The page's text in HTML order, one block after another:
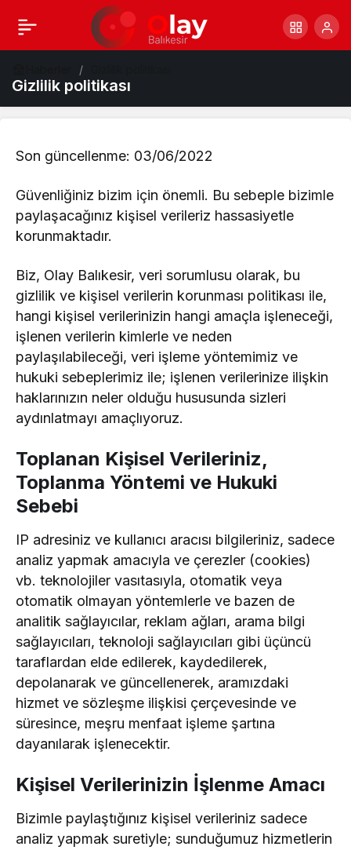
Gizlilik politikası
Son güncellenme: 03/06/2022
Güvenliğiniz bizim için önemli. Bu sebeple bizimle
paylaşacağınız kişisel verileriz hassasiyetle
korunmaktadır.
Biz, Olay Balıkesir, veri sorumlusu olarak, bu
gizlilik ve kişisel verilerin korunması politikası ile,
hangi kişisel verilerinizin hangi amaçla işleneceği,
işlenen verilerin kimlerle ve neden
paylaşılabileceği, veri işleme yöntemimiz ve
hukuki sebeplerimiz ile; işlenen verilerinize ilişkin
haklarınızın neler olduğu hususunda sizleri
aydınlatmayı amaçlıyoruz.
Toplanan Kişisel Verileriniz,
Toplanma Yöntemi ve Hukuki
Sebebi
IP adresiniz ve kullanıcı aracısı bilgileriniz, sadece
analiz yapmak amacıyla ve çerezler (cookies)
vb. teknolojiler vasıtasıyla, otomatik veya
otomatik olmayan yöntemlerle ve bazen de
analitik sağlayıcılar, reklam ağları, arama bilgi
sağlayıcıları, teknoloji sağlayıcıları gibi üçüncü
taraflardan elde edilerek, kaydedilerek,
depolanarak ve güncellenerek, aramızdaki
hizmet ve sözleşme ilişkisi çerçevesinde ve
süresince, meşru menfaat işleme şartına
dayanılarak işlenecektir.
Kişisel Verilerinizin İşlenme Amacı
Bizimle paylaştığınız kişisel verileriniz sadece
analiz yapmak suretiyle; sunduğumuz hizmetlerin